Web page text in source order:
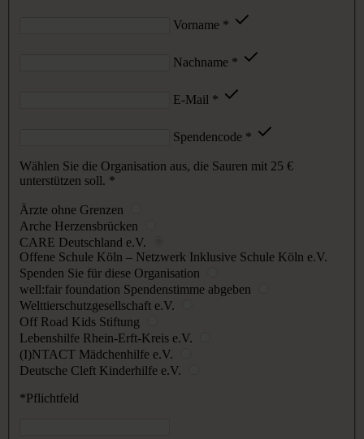
Vorname *
Nachname *
E-Mail *
Spendencode *
Wählen Sie die Organisation aus, die Sauren mit 25 €
unterstützen soll. *
Ärzte ohne Grenzen
Arche Herzensbrücken
CARE Deutschland e.V.
Offene Schule Köln – Netzwerk Inklusive Schule Köln e.V.
Spenden Sie für diese Organisation
well:fair foundation Spendenstimme abgeben
Welttierschutzgesellschaft e.V.
Off Road Kids Stiftung
Lebenshilfe Rhein-Erft-Kreis e.V.
(I)NTACT Mädchenhilfe e.V.
Deutsche Cleft Kinderhilfe e.V.
*Pflichtfeld